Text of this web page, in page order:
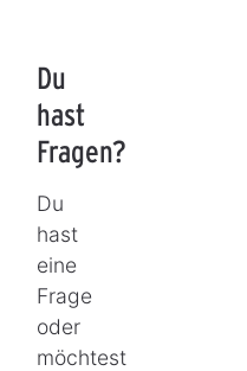
Du
hast
Fragen?
Du
hast
eine
Frage
oder
möchtest